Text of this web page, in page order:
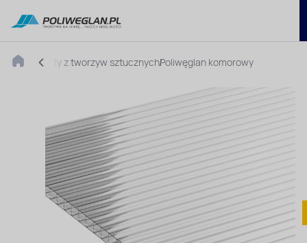
Płyty z tworzyw sztucznychPoliwęglan komorowy